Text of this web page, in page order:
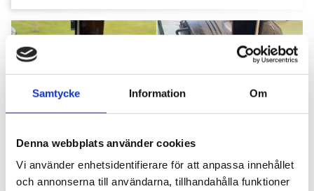
Samtycke Information Om
Denna webbplats använder cookies
Vi använder enhetsidentifierare för att anpassa innehållet
och annonserna till användarna, tillhandahålla funktioner
Hyttbord till traktorn, den lilla detaljen som
gör stor skillnad i vardagen